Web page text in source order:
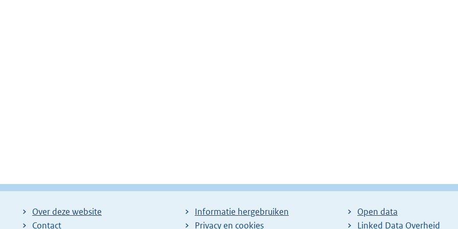
Over deze website
Contact
Informatie hergebruiken
Privacy en cookies
Open data
Linked Data Overheid